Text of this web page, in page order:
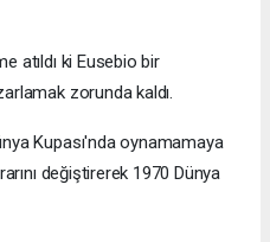
atıldı ki Eusebio bir
zorunda kaldı.
Kupası'nda oynamamaya
değiştirerek 1970 Dünya